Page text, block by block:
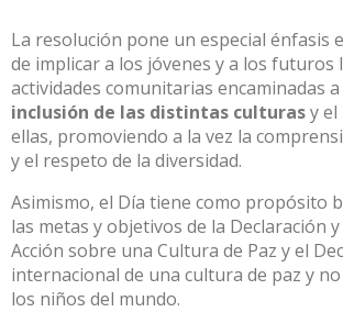
La resolución pone un especial énfasis
de implicar a los jóvenes y a los futuros
actividades comunitarias encaminadas a
inclusión de las distintas culturasy
ellas, promoviendo a la vez la
y el respeto de la diversidad.
Asimismo, el Día tiene como propósito
las metas y objetivos de la Declaración
Acción sobre una Cultura de Paz y el
internacional de una cultura de paz y
los niños del mundo.